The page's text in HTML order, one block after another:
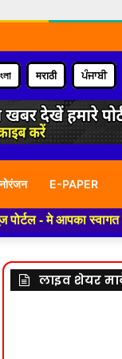
मराठी ਪੰਜਾਬੀ
E-PAPER
हैं ,यहाँ आपको
लाइव शेयर